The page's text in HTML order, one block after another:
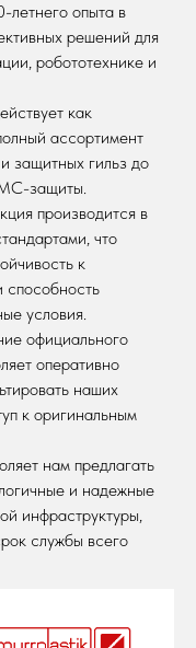
летнего опыта в
решений для
робототехнике и
как
ассортимент
защитных гильз до
защиты.
производится в
что
к
условия.
официального
оперативно
наших
к оригинальным
нам предлагать
и надежные
инфраструктуры,
службы всего